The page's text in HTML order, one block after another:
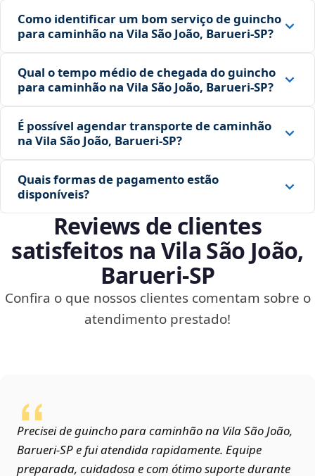
Como identificar um bom serviço de guincho
para caminhão na Vila São João, Barueri‑SP?
Qual o tempo médio de chegada do guincho
para caminhão na Vila São João, Barueri‑SP?
É possível agendar transporte de caminhão
na Vila São João, Barueri‑SP?
Quais formas de pagamento estão
disponíveis?
Reviews de clientes
satisfeitos na Vila São João,
Barueri‑SP
Confira o que nossos clientes comentam sobre o
atendimento prestado!
Precisei de guincho para caminhão na Vila São João,
Barueri‑SP e fui atendida rapidamente. Equipe
preparada, cuidadosa e com ótimo suporte durante